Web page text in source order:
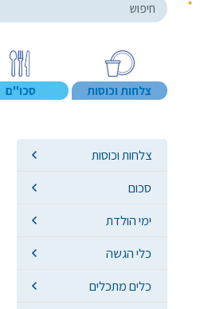
צלחות וכוסות סכו"ם
צלחות וכוסות
סכום
ימי הולדת
כלי הגשה
כלים מתכלים